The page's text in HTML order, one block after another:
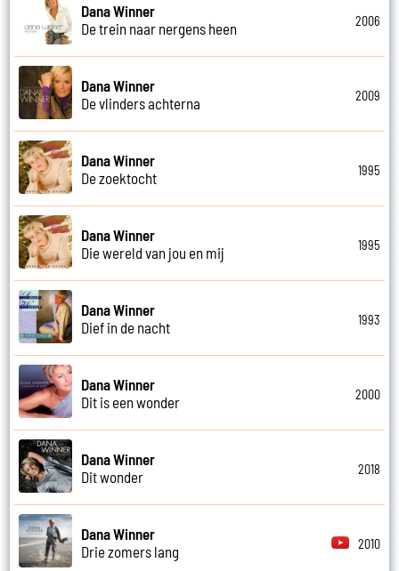
Dana Winner
De trein naar nergens heen
2006
Dana Winner
De vlinders achterna
2009
Dana Winner
De zoektocht
1995
Dana Winner
Die wereld van jou en mij
1995
Dana Winner
Dief in de nacht
1993
Dana Winner
Dit is een wonder
2000
Dana Winner
Dit wonder
2018
Dana Winner
Drie zomers lang
2010